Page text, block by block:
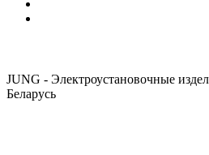
JUNG - Электроустановочные
Беларусь